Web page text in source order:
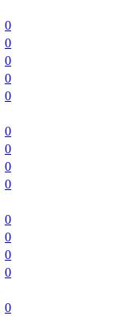
0
0
0
0
0
0
0
0
0
0
0
0
0
0